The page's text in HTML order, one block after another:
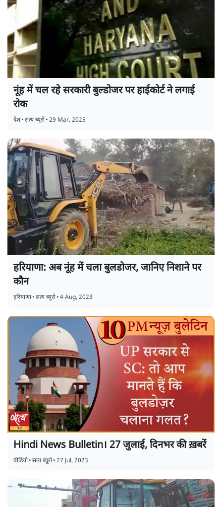
नूंह में चल रहे सरकारी बुल्डोजर पर हाईकोर्ट ने लगाई
रोक
देश•सत्य ब्यूरो•29 Mar, 2025
हरियाणा: अब नूंह में चला बुलडोजर, जानिए निशाने पर
कौन
हरियाणा•सत्य ब्यूरो•4 Aug, 2023
Hindi News Bulletin। 27 जुलाई, दिनभर की ख़बरें
वीडियो•सत्य ब्यूरो•27 Jul, 2023